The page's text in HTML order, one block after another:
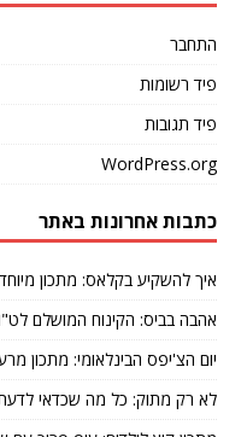
התחבר
פיד רשומות
פיד תגובות
WordPress.org
כתבות אחרונות באתר
איך להשקיע בקלאס: מתכון
אהבה בביס: הקינוח המושלם
יום הצ'יפס הבינלאומי: מתכון
לא רק מתוק: כל מה שכדאי